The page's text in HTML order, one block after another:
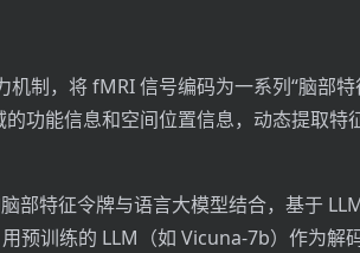
制，将 fMRI 信号编码为一系列“脑部特
功能信息和空间位置信息，动态提取特
部特征令牌与语言大模型结合，基于
预训练的 LLM（如 Vicuna-7b）作为解